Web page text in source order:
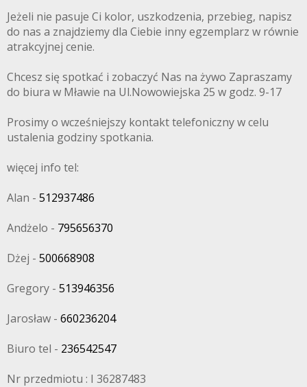
Jeżeli nie pasuje Ci kolor, uszkodzenia, przebieg, napisz
do nas a znajdziemy dla Ciebie inny egzemplarz w równie
atrakcyjnej cenie.
Chcesz się spotkać i zobaczyć Nas na żywo Zapraszamy
do biura w Mławie na Ul.Nowowiejska 25 w godz. 9-17
Prosimy o wcześniejszy kontakt telefoniczny w celu
ustalenia godziny spotkania.
więcej info tel:
Alan - 512937486
Andżelo - 795656370
Dżej - 500668908
Gregory - 513946356
Jarosław - 660236204
Biuro tel - 236542547
Nr przedmiotu : I 36287483